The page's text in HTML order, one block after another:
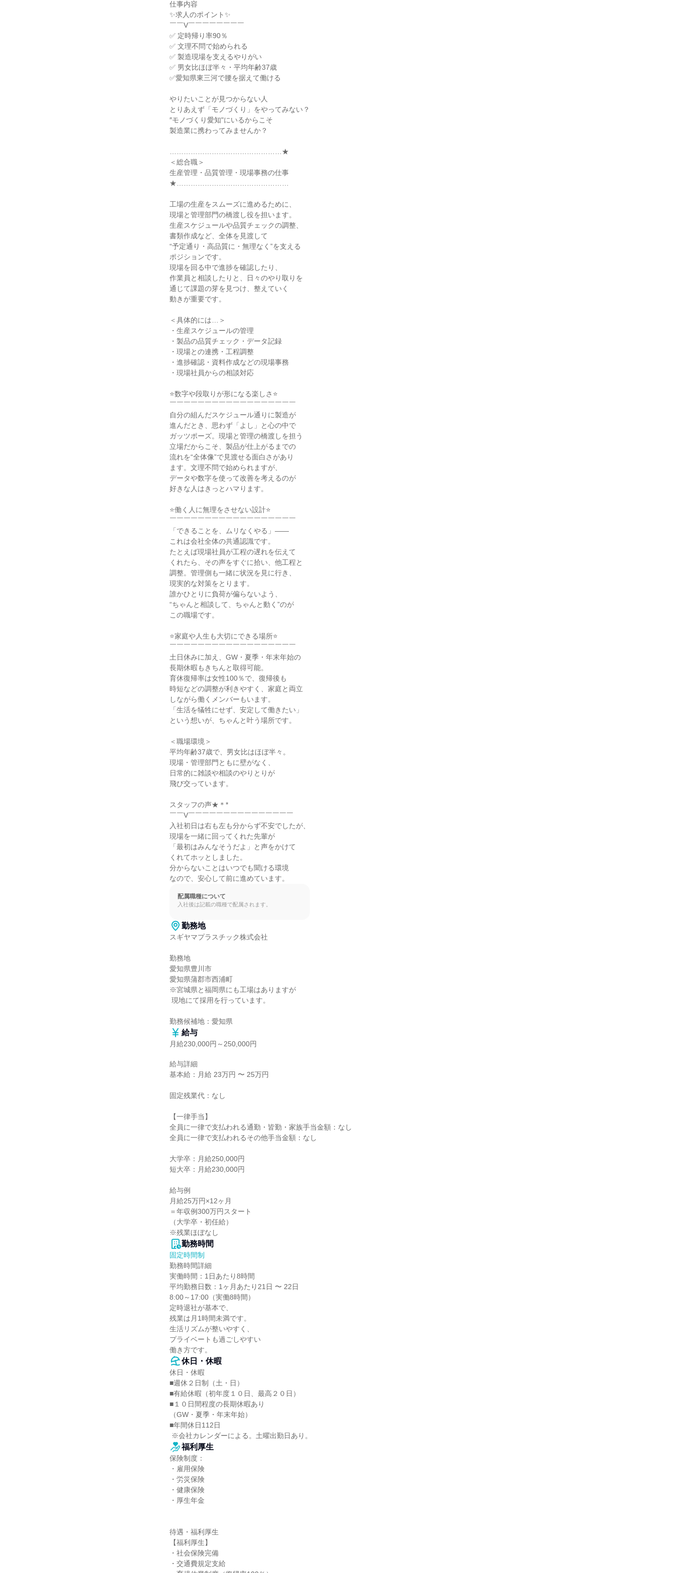
仕事内容
✨求人のポイント✨
￣￣V￣￣￣￣￣￣￣￣
✅ 定時帰り率90％
✅ 文理不問で始められる
✅ 製造現場を支えるやりがい
✅ 男女比ほぼ半々・平均年齢37歳
✅愛知県東三河で腰を据えて働ける
やりたいことが見つからない人
とりあえず「モノづくり」をやってみない？
″モノづくり愛知"にいるからこそ
製造業に携わってみませんか？
…………………………………………★
＜総合職＞
生産管理・品質管理・現場事務の仕事
★…………………………………………
工場の生産をスムーズに進めるために、
現場と管理部門の橋渡し役を担います。
生産スケジュールや品質チェックの調整、
書類作成など、全体を見渡して
“予定通り・高品質に・無理なく”を支える
ポジションです。
現場を回る中で進捗を確認したり、
作業員と相談したりと、日々のやり取りを
通じて課題の芽を見つけ、整えていく
動きが重要です。
＜具体的には…＞
・生産スケジュールの管理
・製品の品質チェック・データ記録
・現場との連携・工程調整
・進捗確認・資料作成などの現場事務
・現場社員からの相談対応
⭐数字や段取りが形になる楽しさ⭐
￣￣￣￣￣￣￣￣￣￣￣￣￣￣￣￣￣￣
自分の組んだスケジュール通りに製造が
進んだとき、思わず「よし」と心の中で
ガッツポーズ。現場と管理の橋渡しを担う
立場だからこそ、製品が仕上がるまでの
流れを“全体像”で見渡せる面白さがあり
ます。文理不問で始められますが、
データや数字を使って改善を考えるのが
好きな人はきっとハマります。
⭐働く人に無理をさせない設計⭐
￣￣￣￣￣￣￣￣￣￣￣￣￣￣￣￣￣￣
「できることを、ムリなくやる」——
これは会社全体の共通認識です。
たとえば現場社員が工程の遅れを伝えて
くれたら、その声をすぐに拾い、他工程と
調整。管理側も一緒に状況を見に行き、
現実的な対策をとります。
誰かひとりに負荷が偏らないよう、
“ちゃんと相談して、ちゃんと動く”のが
この職場です。
⭐家庭や人生も大切にできる場所⭐
￣￣￣￣￣￣￣￣￣￣￣￣￣￣￣￣￣￣
土日休みに加え、GW・夏季・年末年始の
長期休暇もきちんと取得可能。
育休復帰率は女性100％で、復帰後も
時短などの調整が利きやすく、家庭と両立
しながら働くメンバーもいます。
「生活を犠牲にせず、安定して働きたい」
という想いが、ちゃんと叶う場所です。
＜職場環境＞
平均年齢37歳で、男女比はほぼ半々。
現場・管理部門ともに壁がなく、
日常的に雑談や相談のやりとりが
飛び交っています。
スタッフの声★＊*
￣￣V￣￣￣￣￣￣￣￣￣￣￣￣￣￣￣
入社初日は右も左も分からず不安でしたが、
現場を一緒に回ってくれた先輩が
「最初はみんなそうだよ」と声をかけて
くれてホッとしました。
分からないことはいつでも聞ける環境
なので、安心して前に進めています。
配属職種について
入社後は記載の職種で配属されます。
勤務地
スギヤマプラスチック株式会社
勤務地
愛知県豊川市
愛知県蒲郡市西浦町
※宮城県と福岡県にも工場はありますが
勤務候補地：愛知県
給与
月給230,000円～250,000円
給与詳細
基本給：月給 23万円 〜 25万円
固定残業代：なし
【一律手当】
全員に一律で支払われる通勤・皆勤・家族手当金額：なし
全員に一律で支払われるその他手当金額：なし
大学卒：月給250,000円
短大卒：月給230,000円
給与例
月給25万円×12ヶ月
＝年収例300万円スタート
（大学卒・初任給）
※残業ほぼなし
勤務時間
固定時間制
勤務時間詳細
実働時間：1日あたり8時間
平均勤務日数：1ヶ月あたり21日 〜 22日
8:00～17:00（実働8時間）
定時退社が基本で、
残業は月1時間未満です。
生活リズムが整いやすく、
プライベートも過ごしやすい
働き方です。
休日・休暇
休日・休暇
■週休２日制（土・日）
■有給休暇（初年度１０日、最高２０日）
■１０日間程度の長期休暇あり
（GW・夏季・年末年始）
■年間休日112日
※会社カレンダーによる。土曜出勤日あり。
福利厚生
保険制度：
・雇用保険
・労災保険
・健康保険
・厚生年金
待遇・福利厚生
【福利厚生】
・社会保険完備
・交通費規定支給